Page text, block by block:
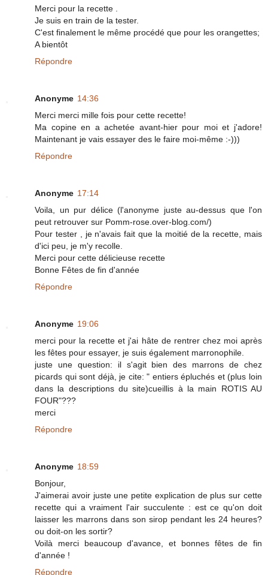
Merci pour la recette .
Je suis en train de la tester.
C'est finalement le même procédé que pour les orangettes;
A bientôt
Répondre
Anonyme 14:36
Merci merci mille fois pour cette recette!
Ma copine en a achetée avant-hier pour moi et j'adore!
Maintenant je vais essayer des le faire moi-même :-)))
Répondre
Anonyme 17:14
Voila, un pur délice (l'anonyme juste au-dessus que l'on
peut retrouver sur Pomm-rose.over-blog.com/)
Pour tester , je n'avais fait que la moitié de la recette, mais
d'ici peu, je m'y recolle.
Merci pour cette délicieuse recette
Bonne Fêtes de fin d'année
Répondre
Anonyme 19:06
merci pour la recette et j'ai hâte de rentrer chez moi après
les fêtes pour essayer, je suis également marronophile.
juste une question: il s'agit bien des marrons de chez
picards qui sont déjà, je cite: " entiers épluchés et (plus loin
dans la descriptions du site)cueillis à la main ROTIS AU
FOUR"???
merci
Répondre
Anonyme 18:59
Bonjour,
J'aimerai avoir juste une petite explication de plus sur cette
recette qui a vraiment l'air succulente : est ce qu'on doit
laisser les marrons dans son sirop pendant les 24 heures?
ou doit-on les sortir?
Voilà merci beaucoup d'avance, et bonnes fêtes de fin
d'année !
Répondre